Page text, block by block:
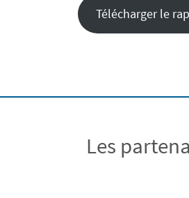
Télécharger le
Les